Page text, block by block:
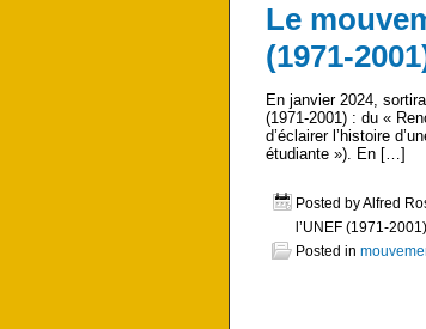
Le
(1971-
En janvier 2024,
(1971-2001) : du «
d’éclairer l’histoire
étudiante »). En […]
Posted by Alfred
l’UNEF (1971-2001)
Posted in